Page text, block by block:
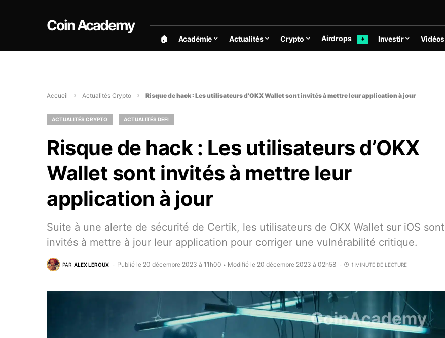
Coin Academy
🏠︎ Académie Actualités Crypto Airdrops ✦ Investir Vidéos
Accueil Actualités Crypto Risque de hack : Les utilisateurs d’OKX Wallet sont invités à mettre leur application à jour
ACTUALITÉS CRYPTO ACTUALITÉS DEFI
Risque de hack : Les utilisateurs d’OKX
Wallet sont invités à mettre leur
application à jour
Suite à une alerte de sécurité de Certik, les utilisateurs de OKX Wallet sur iOS sont
invités à mettre à jour leur application pour corriger une vulnérabilité critique.
PAR ALEX LEROUX Publié le 20 décembre 2023 à 11h00 • Modifié le 20 décembre 2023 à 02h58 1 MINUTE DE LECTURE